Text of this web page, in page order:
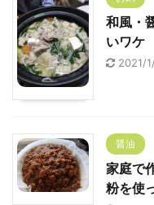
和風・
いワケ
2021/
醤油
家庭で
粉を使